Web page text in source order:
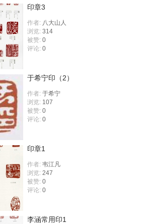
印章3
作者: 八大山人
浏览: 314
被赞: 0
评论: 0
于希宁印（2）
作者: 于希宁
浏览: 107
被赞: 0
评论: 0
印章1
作者: 韦江凡
浏览: 247
被赞: 0
评论: 0
李涵常用印1